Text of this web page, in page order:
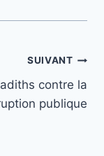
SUIVANT
contre la
publique